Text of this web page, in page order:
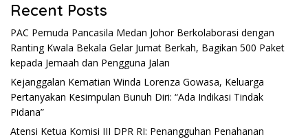
Recent Posts
PAC Pemuda Pancasila Medan Johor Berkolaborasi dengan
Ranting Kwala Bekala Gelar Jumat Berkah, Bagikan 500 Paket
kepada Jemaah dan Pengguna Jalan
Kejanggalan Kematian Winda Lorenza Gowasa, Keluarga
Pertanyakan Kesimpulan Bunuh Diri: “Ada Indikasi Tindak
Pidana”
Atensi Ketua Komisi III DPR RI: Penangguhan Penahanan